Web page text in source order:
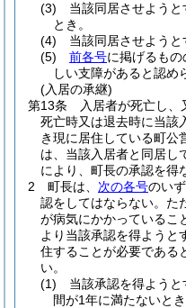
(3)
当該同居させよう
とき。
(4)
当該同居させようと
(5)
前各号に掲げるも
しい支障があると認め
(入居の承継)
第13条
入居者が死亡し
死亡時又は退去時に当該
き現に居住している町公
は、当該入居者と同居し
により、町長の承認を得
2
町長は、 次の各号のい
認をしてはならない。 た
が病気にかかっているこ
より当該承認を得ようと
住することが必要である
い。
(1)
当該承認を得よう
間が1年に満たないとき